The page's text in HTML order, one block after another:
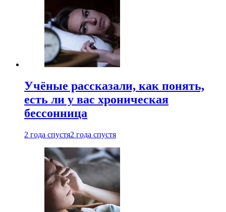
Учёные рассказали, как понять,
есть ли у вас хроническая
бессонница
2 года спустя2 года спустя